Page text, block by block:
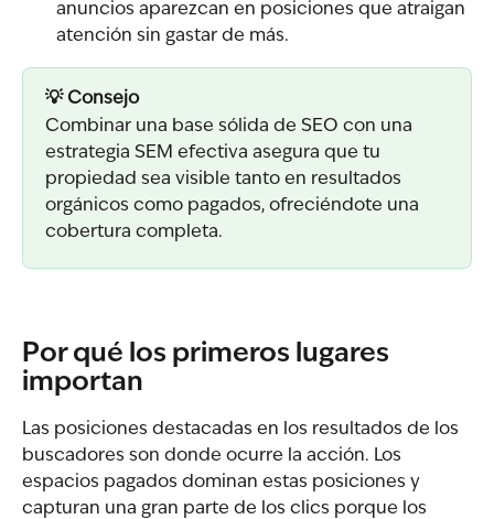
anuncios aparezcan en posiciones que atraigan
atención sin gastar de más.
💡 Consejo
Combinar una base sólida de SEO con una
estrategia SEM efectiva asegura que tu
propiedad sea visible tanto en resultados
orgánicos como pagados, ofreciéndote una
cobertura completa.
Por qué los primeros lugares
importan
Las posiciones destacadas en los resultados de los
buscadores son donde ocurre la acción. Los
espacios pagados dominan estas posiciones y
capturan una gran parte de los clics porque los